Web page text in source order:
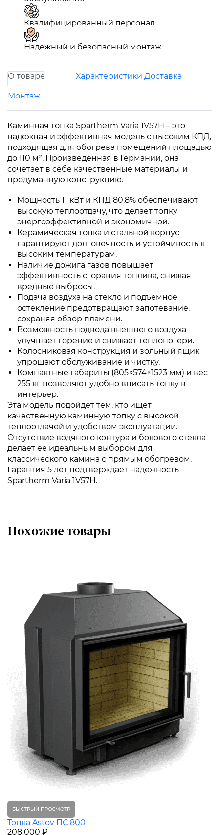
Квалифицированный персонал
Надежный и безопасный монтаж
О товаре Характеристики Доставка
Монтаж
Каминная топка Spartherm Varia 1V57H – это
надежная и эффективная модель с высоким КПД,
подходящая для обогрева помещений площадью
до 110 м². Произведенная в Германии, она
сочетает в себе качественные материалы и
продуманную конструкцию.
Мощность 11 кВт и КПД 80,8% обеспечивают
высокую теплоотдачу, что делает топку
энергоэффективной и экономичной.
Керамическая топка и стальной корпус
гарантируют долговечность и устойчивость к
высоким температурам.
Наличие дожига газов повышает
эффективность сгорания топлива, снижая
вредные выбросы.
Подача воздуха на стекло и подъемное
остекление предотвращают запотевание,
сохраняя обзор пламени.
Возможность подвода внешнего воздуха
улучшает горение и снижает теплопотери.
Колосниковая конструкция и зольный ящик
упрощают обслуживание и чистку.
Компактные габариты (805×574×1523 мм) и вес
255 кг позволяют удобно вписать топку в
интерьер.
Эта модель подойдет тем, кто ищет
качественную каминную топку с высокой
теплоотдачей и удобством эксплуатации.
Отсутствие водяного контура и бокового стекла
делает ее идеальным выбором для
классического камина с прямым обогревом.
Гарантия 5 лет подтверждает надежность
Spartherm Varia 1V57H.
Похожие товары
БЫСТРЫЙ ПРОСМОТР
Топка Astov ПС 800
208 000 ₽